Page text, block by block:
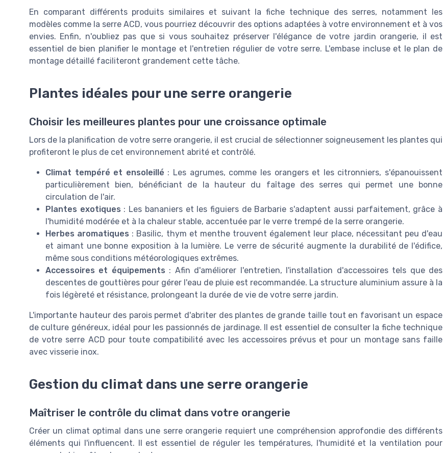
En comparant différents produits similaires et suivant la fiche technique des serres, notamment les
modèles comme la serre ACD, vous pourriez découvrir des options adaptées à votre environnement et à vos
envies. Enfin, n'oubliez pas que si vous souhaitez préserver l'élégance de votre jardin orangerie, il est
essentiel de bien planifier le montage et l'entretien régulier de votre serre. L'embase incluse et le plan de
montage détaillé faciliteront grandement cette tâche.
Plantes idéales pour une serre orangerie
Choisir les meilleures plantes pour une croissance optimale
Lors de la planification de votre serre orangerie, il est crucial de sélectionner soigneusement les plantes qui
profiteront le plus de cet environnement abrité et contrôlé.
Climat tempéré et ensoleillé : Les agrumes, comme les orangers et les citronniers, s'épanouissent
particulièrement bien, bénéficiant de la hauteur du faîtage des serres qui permet une bonne
circulation de l'air.
Plantes exotiques : Les bananiers et les figuiers de Barbarie s'adaptent aussi parfaitement, grâce à
l'humidité modérée et à la chaleur stable, accentuée par le verre trempé de la serre orangerie.
Herbes aromatiques : Basilic, thym et menthe trouvent également leur place, nécessitant peu d'eau
et aimant une bonne exposition à la lumière. Le verre de sécurité augmente la durabilité de l'édifice,
même sous conditions météorologiques extrêmes.
Accessoires et équipements : Afin d'améliorer l'entretien, l'installation d'accessoires tels que des
descentes de gouttières pour gérer l'eau de pluie est recommandée. La structure aluminium assure à la
fois légèreté et résistance, prolongeant la durée de vie de votre serre jardin.
L'importante hauteur des parois permet d'abriter des plantes de grande taille tout en favorisant un espace
de culture généreux, idéal pour les passionnés de jardinage. Il est essentiel de consulter la fiche technique
de votre serre ACD pour toute compatibilité avec les accessoires prévus et pour un montage sans faille
avec visserie inox.
Gestion du climat dans une serre orangerie
Maîtriser le contrôle du climat dans votre orangerie
Créer un climat optimal dans une serre orangerie requiert une compréhension approfondie des différents
éléments qui l'influencent. Il est essentiel de réguler les températures, l'humidité et la ventilation pour